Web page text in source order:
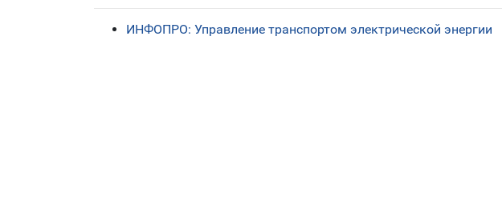
ИНФОПРО: Управление транспортом электрической энергии